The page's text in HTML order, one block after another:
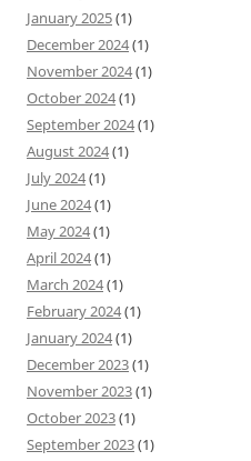
January 2025(1)
December 2024(1)
November 2024(1)
October 2024(1)
September 2024(1)
August 2024(1)
July 2024(1)
June 2024(1)
May 2024(1)
April 2024(1)
March 2024(1)
February 2024(1)
January 2024(1)
December 2023(1)
November 2023(1)
October 2023(1)
September 2023(1)